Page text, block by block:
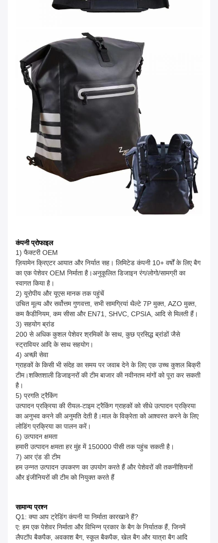
कंपनी प्रोफाइल
1) फैक्टरी OEM
ज़ियामेन क्रिएटर आयात और निर्यात सह। लिमिटेड कंपनी 10+ वर्षों के लिए बैग
का एक पेशेवर OEM निर्माता है।अनुकूलित डिजाइन रंग/लोगो/सामग्री का
स्वागत किया है।
2) यूरोपीय और यूएस मानक तक पहुंचें
उचित मूल्य और सर्वोत्तम गुणवत्ता, सभी सामग्रियां थैल्टे 7P मुक्त, AZO मुक्त,
कम कैडीनियम, कम सीसा और EN71, SHVC, CPSIA, आदि से मिलती हैं।
3) सहयोग ब्रांड
200 से अधिक कुशल पेशेवर श्रमिकों के साथ, कुछ प्रसिद्ध ब्रांडों जैसे
स्ट्रावियर आदि के साथ सहयोग।
4) अच्छी सेवा
ग्राहकों के किसी भी संदेह का समय पर जवाब देने के लिए एक उच्च कुशल बिक्री
टीम।शक्तिशाली डिजाइनरों की टीम बाजार की नवीनतम मांगों को पूरा कर सकती
है।
5) प्रगति ट्रैकिंग
उत्पादन प्रक्रिया की रीयल-टाइम ट्रैकिंग ग्राहकों को सीधे उत्पादन प्रक्रिया
का अनुभव करने की अनुमति देती है।माल के विक्रेता को आश्वस्त करने के लिए
लोडिंग प्रक्रिया का पालन करें।
6) उत्पादन क्षमता
हमारी उत्पादन क्षमता हर मुंह में 150000 पीसी तक पहुंच सकती है।
7) आर एंड डी टीम
हम उन्नत उत्पादन उपकरण का उपयोग करते हैं और पेशेवरों की तकनीशियनों
और इंजीनियरों की टीम को नियुक्त करते हैं
सामान्य प्रश्न
Q1: क्या आप ट्रेडिंग कंपनी या निर्माता कारखाने हैं?
ए: हम एक पेशेवर निर्माता और विभिन्न प्रकार के बैग के निर्यातक हैं, जिनमें
लैपटॉप बैकपैक, अवकाश बैग, स्कूल बैकपैक, खेल बैग और यात्रा बैग आदि